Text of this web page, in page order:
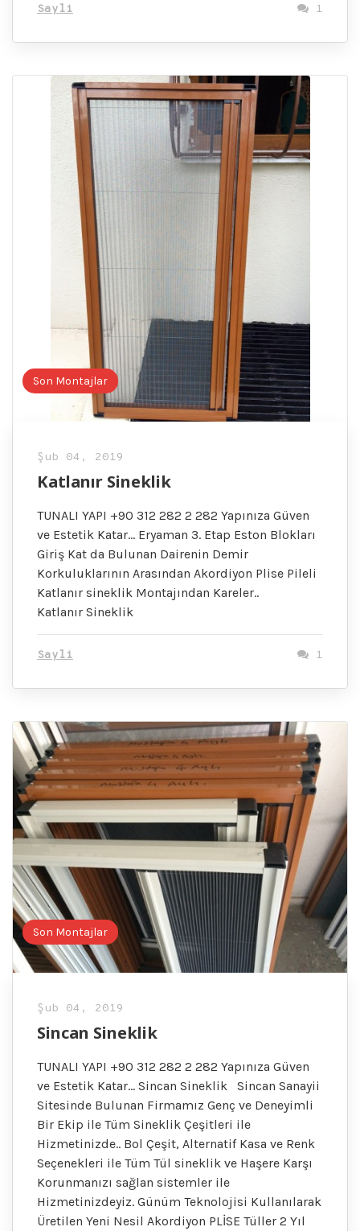
Sayli 1
Son Montajlar
Şub 04, 2019
Katlanır Sineklik
TUNALI YAPI +90 312 282 2 282 Yapınıza Güven
ve Estetik Katar… Eryaman 3. Etap Eston Blokları
Giriş Kat da Bulunan Dairenin Demir
Korkuluklarının Arasından Akordiyon Plise Pileli
Katlanır sineklik Montajından Kareler..
Katlanır Sineklik
Sayli 1
Son Montajlar
Şub 04, 2019
Sincan Sineklik
TUNALI YAPI +90 312 282 2 282 Yapınıza Güven
ve Estetik Katar… Sincan Sineklik Sincan Sanayii
Sitesinde Bulunan Firmamız Genç ve Deneyimli
Bir Ekip ile Tüm Sineklik Çeşitleri ile
Hizmetinizde.. Bol Çeşit, Alternatif Kasa ve Renk
Seçenekleri ile Tüm Tül sineklik ve Haşere Karşı
Korunmanızı sağlan sistemler ile
Hizmetinizdeyiz. Günüm Teknolojisi Kullanılarak
Üretilen Yeni Nesil Akordiyon PLİSE Tüller 2 Yıl